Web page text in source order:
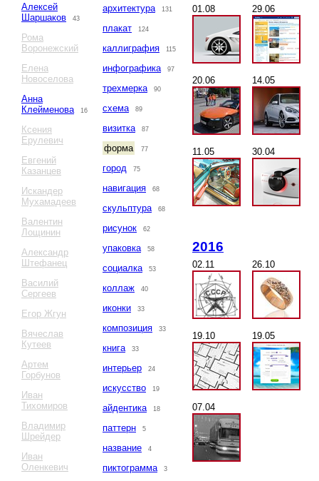
Алексей
Шаршаков
43
Рома
Воронежский
Елена
Новоселова
Анна
Клейменова
16
Ксения
Ерулевич
Евгений
Казанцев
Искандер
Мухамадеев
Валентин
Лощинин
Александр
Штефанец
Василий
Сергеев
Егор Жгун
Вячеслав
Кутеев
Артем
Горбунов
Иван
Тихомиров
Владимир
Шрейдер
Иван
Оленкевич
архитектура 131
плакат 124
каллиграфия 115
инфографика 97
трехмерка 90
схема 89
визитка 87
форма 77
город 75
навигация 68
скульптура 68
рисунок 62
упаковка 58
социалка 53
коллаж 40
иконки 33
композиция 33
книга 33
интерьер 24
искусство 19
айдентика 18
паттерн 5
название 4
пиктограмма 3
01.08 29.06
20.06 14.05
11.05 30.04
2016
02.11 26.10
19.10 19.05
07.04